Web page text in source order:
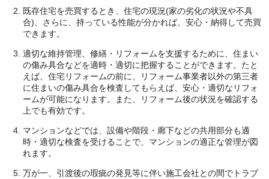
既存住宅を売買するとき、住宅の現況(家の劣化の状況や不具
合)、さらに、持っている性能が分かれば、安心・納得して売買
できます。
適切な維持管理、修繕・リフォームを支援するために、住まい
の傷み具合などを適時・適切に把握することができます。たと
えば、住宅リフォームの前に、リフォーム事業者以外の第三者
に住まいの傷み具合を検査してもらえば、安心・適切なリフォ
ームが可能になります。また、リフォーム後の状況を確認する
上でも有効です。
マンションなどでは、設備や階段・廊下などの共用部分も適
時・適切な検査を受けることで、マンションの適正な管理が図
れます。
万が一、引渡後の瑕疵の発見等に伴い施工会社との間でトラブ